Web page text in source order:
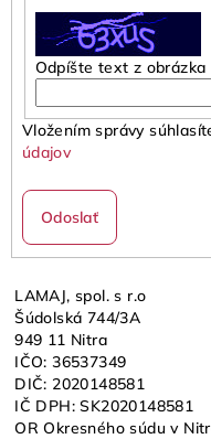
Odpíšte text z obrázka
Vložením správy
údajov
Odoslať
LAMAJ, spol. s r.o
Šúdolská 744/3A
949 11 Nitra
IČO: 36537349
DIČ: 2020148581
IČ DPH: SK2020148581
OR Okresného súdu v